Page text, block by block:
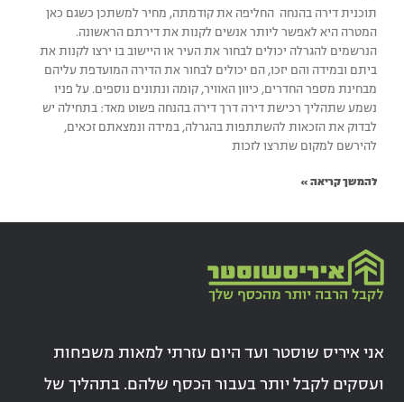
תוכנית דירה בהנחה החליפה את קודמתה, מחיר למשתכן כשגם כאן
המטרה היא לאפשר ליותר אנשים לקנות את דירתם הראשונה.
הנרשמים להגרלה יכולים לבחור את העיר או היישוב בו ירצו לקנות את
ביתם ובמידה והם יזכו, הם יכולים לבחור את הדירה המועדפת עליהם
מבחינת מספר החדרים, כיוון האוויר, קומה ונתונים נוספים. על פניו
נשמע שתהליך רכישת דירה דרך דירה בהנחה פשוט מאד: בתחילה יש
לבדוק את הזכאות להשתתפות בהגרלה, במידה ונמצאתם זכאים,
להירשם למקום שתרצו לזכות
להמשך קריאה »
אני איריס שוסטר ועד היום עזרתי למאות משפחות
ועסקים לקבל יותר בעבור הכסף שלהם. בתהליך של